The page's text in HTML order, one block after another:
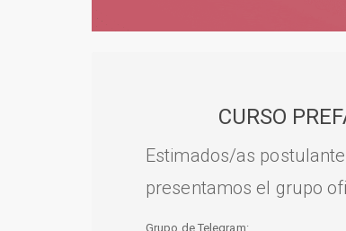
CURSO
Estimados/as
presentamos el grupo
Grupo de Telegram: